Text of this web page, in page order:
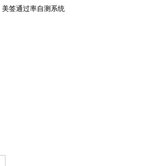
美签通过率自测系统